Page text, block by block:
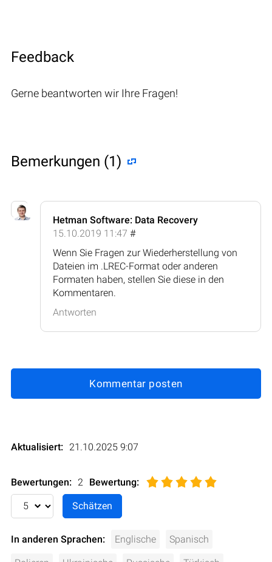
Feedback
Gerne beantworten wir Ihre Fragen!
Bemerkungen (1)
Hetman Software: Data Recovery
15.10.2019 11:47 #
Wenn Sie Fragen zur Wiederherstellung von
Dateien im .LREC-Format oder anderen
Formaten haben, stellen Sie diese in den
Kommentaren.
Antworten
Kommentar posten
Aktualisiert: 21.10.2025 9:07
Bewertungen: 2 Bewertung:
In anderen Sprachen: Englische Spanisch